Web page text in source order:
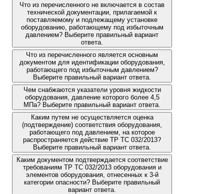
Что из перечисленного не включается в состав
технической документации, прилагаемой к
поставляемому и подлежащему установке
оборудованию, работающему под избыточным
давлением? Выберите правильный вариант
ответа.
Что из перечисленного является основным
документом для идентификации оборудования,
работающего под избыточным давлением?
Выберите правильный вариант ответа.
Чем снабжаются указатели уровня жидкости
оборудования, давление которого более 4,5
МПа? Выберите правильный вариант ответа.
Каким путем не осуществляется оценка
(подтверждение) соответствия оборудования,
работающего под давлением, на которое
распространяется действие ТР ТС 032/2013?
Выберите правильный вариант ответа.
Каким документом подтверждается соответствие
требованиям ТР ТС 032/2013 оборудования и
элементов оборудования, отнесенных к 3-й
категории опасности? Выберите правильный
вариант ответа.